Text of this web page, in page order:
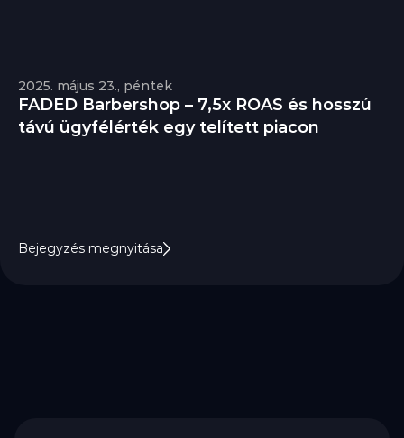
2025. május 23., péntek
FADED Barbershop – 7,5x ROAS és hosszú
távú ügyfélérték egy telített piacon
Bejegyzés megnyitása